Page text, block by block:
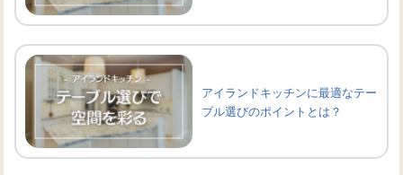
アイランドキッチンに最適なテー
ブル選びのポイントとは？